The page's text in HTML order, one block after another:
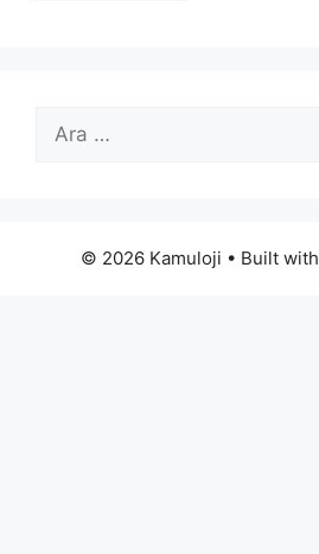
için
© 2026 Kamuloji • Built with